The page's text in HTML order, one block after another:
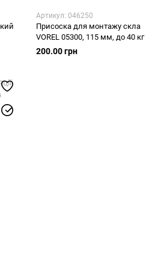
Артикул: 046250
Присоска для монтажу скла
VOREL 05300, 115 мм, до 40 кг
200.00 грн